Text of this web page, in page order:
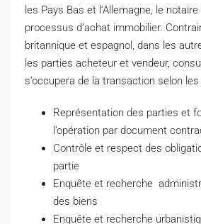
les Pays Bas et l’Allemagne, le
processus d’achat immobilier.
britannique et espagnol, dans les
les parties acheteur et vendeur,
s’occupera de la transaction selon
Représentation des parties et
l’opération par document
Contrôle et respect des
partie
Enquête et recherche
des biens
Enquête et recherche